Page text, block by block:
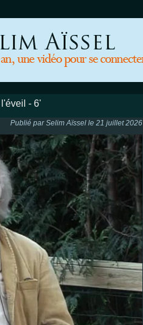
- 6'
Publié par Selim Aïssel le 21 juillet 2026